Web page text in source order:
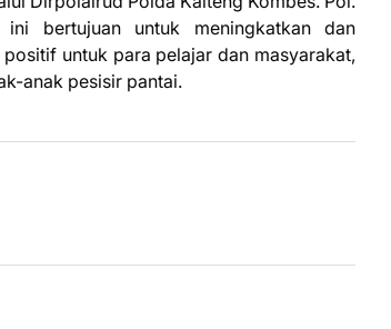
bertujuan untuk meningkatkan dan
untuk para pelajar dan masyarakat,
anak pesisir pantai.